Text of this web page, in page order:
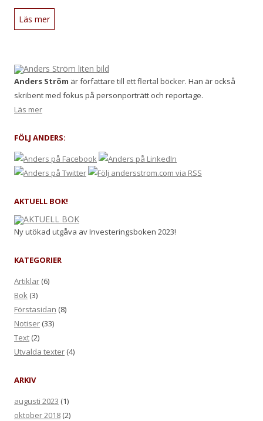
Läs mer
Anders Ström är författare till ett flertal böcker. Han är också
skribent med fokus på personporträtt och reportage.
Läs mer
FÖLJ ANDERS:
AKTUELL BOK!
Ny utökad utgåva av Investeringsboken 2023!
KATEGORIER
Artiklar (6)
Bok (3)
Förstasidan (8)
Notiser (33)
Text (2)
Utvalda texter (4)
ARKIV
augusti 2023 (1)
oktober 2018 (2)